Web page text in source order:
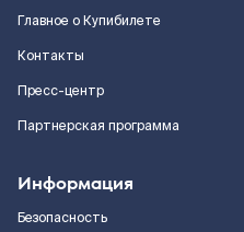
Главное о Купибилете
Контакты
Пресс-центр
Партнерская программа
Информация
Безопасность